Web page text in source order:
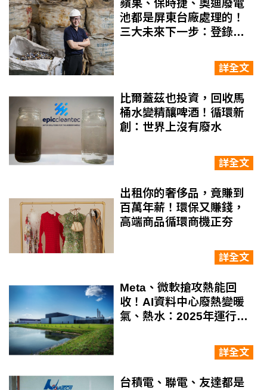
蘋果、保時捷、奧迪廢電
池都是屏東台廠處理的！
三大未來下一步：登錄興
詳全文
比爾蓋茲也投資，回收馬
桶水變精釀啤酒！循環新
創：世界上沒有廢水
詳全文
出租你的奢侈品，竟賺到
百萬年薪！環保又賺錢，
高端商品循環商機正夯
詳全文
Meta、微軟搶攻熱能回
收！AI資料中心廢熱變暖
氣、熱水：2025年運行，
詳全文
台積電、聯電、友達都是